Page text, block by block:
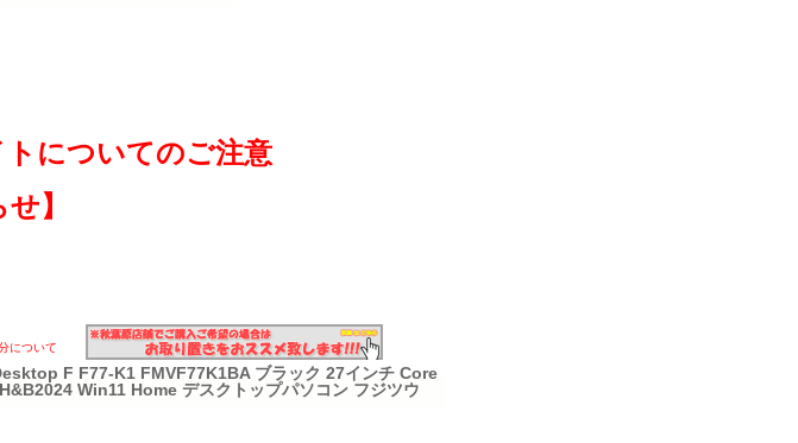
トについてのご注意
】
について
F F77-K1 FMVF77K1BA ブラック 27インチ Core
Win11 Home デスクトップパソコン フジツウ